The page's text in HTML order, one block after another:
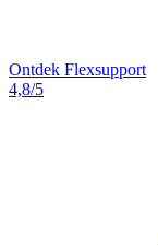
Ontdek Flexsupport